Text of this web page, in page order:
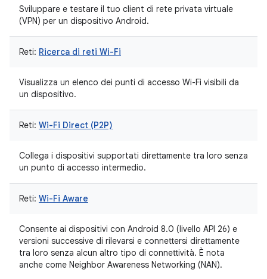
Sviluppare e testare il tuo client di rete privata virtuale
(VPN) per un dispositivo Android.
Reti: Ricerca di reti Wi-Fi
Visualizza un elenco dei punti di accesso Wi-Fi visibili da
un dispositivo.
Reti: Wi-Fi Direct (P2P)
Collega i dispositivi supportati direttamente tra loro senza
un punto di accesso intermedio.
Reti: Wi-Fi Aware
Consente ai dispositivi con Android 8.0 (livello API 26) e
versioni successive di rilevarsi e connettersi direttamente
tra loro senza alcun altro tipo di connettività. È nota
anche come Neighbor Awareness Networking (NAN).